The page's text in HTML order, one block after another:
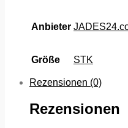
Anbieter
Größe STK
Rezensionen (0)
Rezensionen